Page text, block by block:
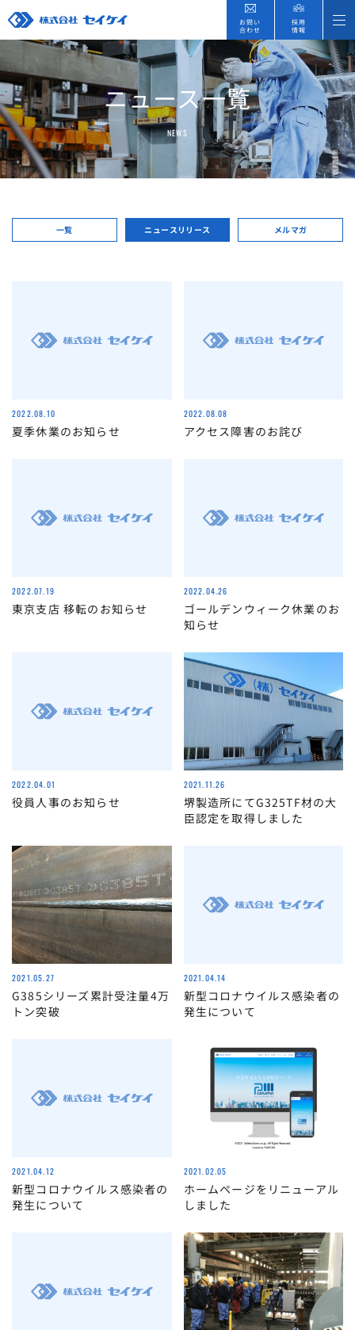
お問い
合わせ
採用
情報
ニュース一覧
NEWS
一覧 ニュースリリース メルマガ
2022.08.10
夏季休業のお知らせ
2022.08.08
アクセス障害のお詫び
2022.07.19
東京支店 移転のお知らせ
2022.04.26
ゴールデンウィーク休業のお
知らせ
2022.04.01
役員人事のお知らせ
2021.11.26
堺製造所にてG325TF材の大
臣認定を取得しました
2021.05.27
G385シリーズ累計受注量4万
トン突破
2021.04.14
新型コロナウイルス感染者の
発生について
2021.04.12
新型コロナウイルス感染者の
発生について
2021.02.05
ホームページをリニューアル
しました